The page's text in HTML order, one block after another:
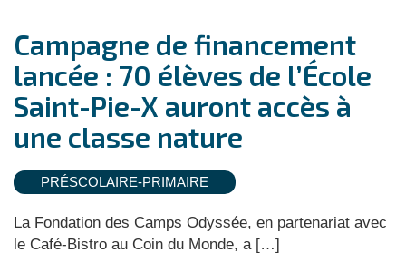
Campagne de financement
lancée : 70 élèves de l’École
Saint-Pie-X auront accès à
une classe nature
PRÉSCOLAIRE-PRIMAIRE
La Fondation des Camps Odyssée, en partenariat avec
le Café-Bistro au Coin du Monde, a […]